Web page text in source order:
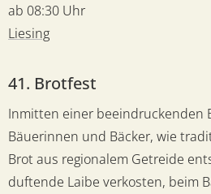
ab 08:30 Uhr
Liesing
41. Brotfest
Inmitten einer beeindruckenden
Bäuerinnen und Bäcker, wie
Brot aus regionalem Getreide
duftende Laibe verkosten, beim